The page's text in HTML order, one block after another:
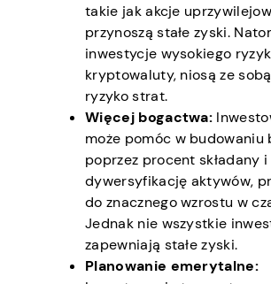
takie jak akcje
przynoszą stałe zyski.
inwestycje wysokiego
kryptowaluty, niosą ze
ryzyko strat.
Więcej bogactwa:
może pomóc w budowaniu
poprzez procent składany i
dywersyfikację aktywów,
do znacznego wzrostu w
Jednak nie wszystkie
zapewniają stałe zyski.
Planowanie emerytalne: